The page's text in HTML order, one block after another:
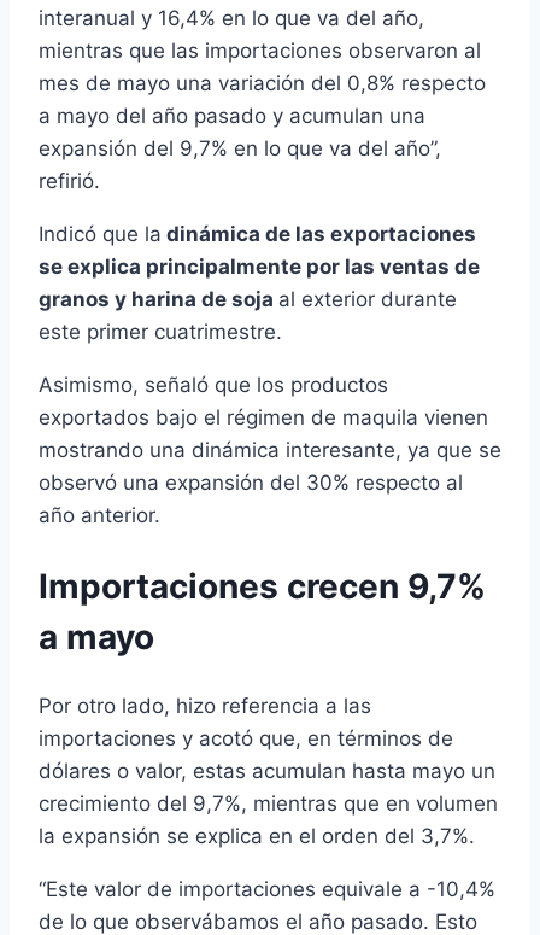
interanual y 16,4% en lo que va del año,
mientras que las importaciones observaron al
mes de mayo una variación del 0,8% respecto
a mayo del año pasado y acumulan una
expansión del 9,7% en lo que va del año”,
refirió.
Indicó que la dinámica de las exportaciones
se explica principalmente por las ventas de
granos y harina de soja al exterior durante
este primer cuatrimestre.
Asimismo, señaló que los productos
exportados bajo el régimen de maquila vienen
mostrando una dinámica interesante, ya que se
observó una expansión del 30% respecto al
año anterior.
Importaciones crecen 9,7%
a mayo
Por otro lado, hizo referencia a las
importaciones y acotó que, en términos de
dólares o valor, estas acumulan hasta mayo un
crecimiento del 9,7%, mientras que en volumen
la expansión se explica en el orden del 3,7%.
“Este valor de importaciones equivale a -10,4%
de lo que observábamos el año pasado. Esto